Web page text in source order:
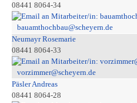
08441 8064-34
bauamthochbau@scheyern.de
Neumayr Rosemarie
08441 8064-33
vorzimmer@scheyern.de
Päsler Andreas
08441 8064-28